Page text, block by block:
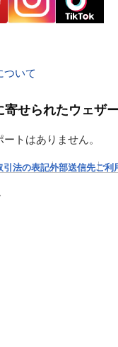
ついて
せられたウェザ
トはありません。
引法の表記外部送信先ご利